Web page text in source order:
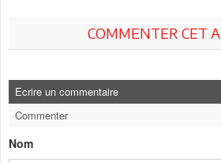
COMMENTER CET
Ecrire un commentaire
Commenter
Nom